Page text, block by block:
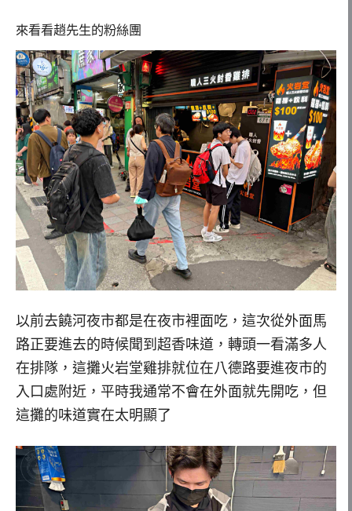
來看看趙先生的粉絲團
以前去饒河夜市都是在夜市裡面吃，這次從外面馬
路正要進去的時候聞到超香味道，轉頭一看滿多人
在排隊，這攤火岩堂雞排就位在八德路要進夜市的
入口處附近，平時我通常不會在外面就先開吃，但
這攤的味道實在太明顯了